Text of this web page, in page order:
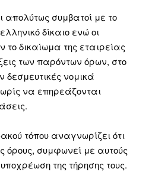
απολύτως συμβατοί με το
δίκαιο ενώ οι
δικαίωμα της εταιρείας
των παρόντων όρων, στο
νομικά
να επηρεάζονται
τόπου αναγνωρίζει ότι
όρους, συμφωνεί με αυτούς
της τήρησης τους.